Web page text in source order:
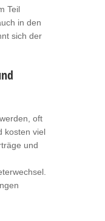
Teil
in den
sich der
oft
kosten viel
und